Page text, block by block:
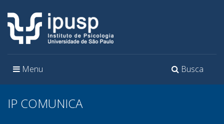
Toggle
Busca
Toggle
Menu
IP COMUNICA